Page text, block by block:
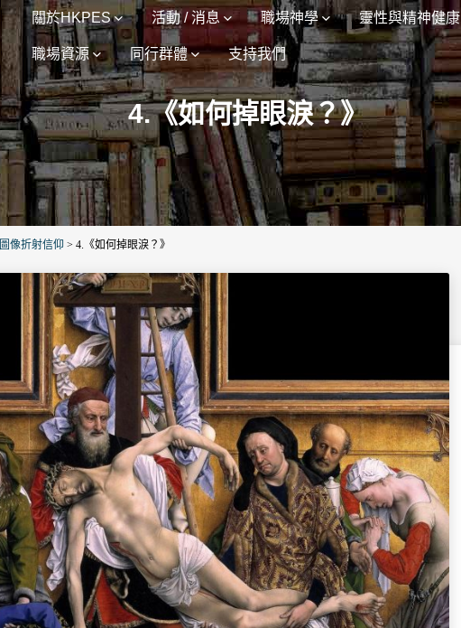
關於HKPES 活動 / 消息 職場神學 靈性與精神健康
職場資源 同行群體 支持我們
4.《如何掉眼淚？》
圖像折射信仰 > 4.《如何掉眼淚？》